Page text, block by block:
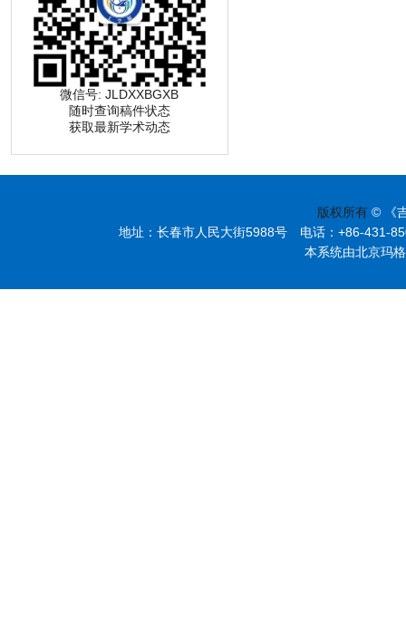
微信号: JLDXXBGXB
随时查询稿件状态
获取最新学术动态
版权所有 © 《
地址：长春市人民大街5988号 电话：+86-431-
本系统由北京玛